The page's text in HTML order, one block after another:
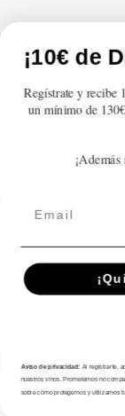
Información
© 2026,
Disfruta con
¡10€ de
Regístrate y recibe
un mínimo de
Aviso de privacidad: Al registrarte,
nuestros vinos. Prometemos no
sobre cómo protegemos y utilizamos